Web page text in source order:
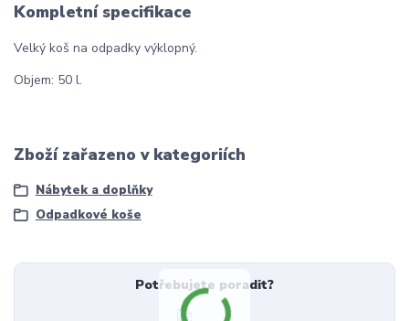
Kompletní specifikace
Velký koš na odpadky výklopný.
Objem: 50 l.
Zboží zařazeno v kategoriích
Nábytek a doplňky
Odpadkové koše
Potřebujete poradit?